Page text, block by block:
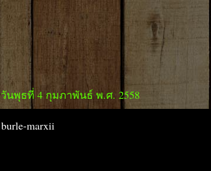
วันพุธที่ 4 กุมภาพันธ์ พ.ศ. 2558
burle-marxii